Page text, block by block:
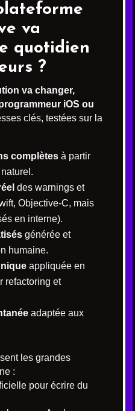
va
quotidien
?
va changer,
iOS ou
clés, testées sur la
complètes à partir
des warnings et
Objective-C, mais
en interne).
générée et
humaine.
appliquée en
refactoring et
adaptée aux
les grandes
:
pour écrire du